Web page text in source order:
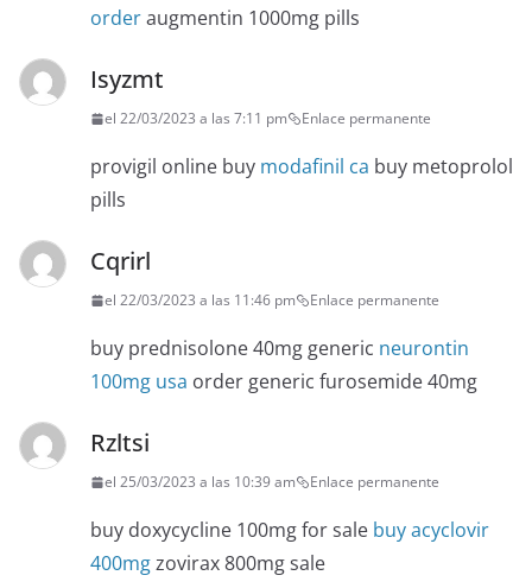
orderaugmentin 1000mg pills
Isyzmt
el 22/03/2023 a las 7:11 pm Enlace permanente
provigil online buy modafinil ca buy metoprolol
pills
Cqrirl
el 22/03/2023 a las 11:46 pm Enlace permanente
buy prednisolone 40mg generic neurontin
100mg usa order generic furosemide 40mg
Rzltsi
el 25/03/2023 a las 10:39 am Enlace permanente
buy doxycycline 100mg for sale buy acyclovir
400mgzovirax 800mg sale